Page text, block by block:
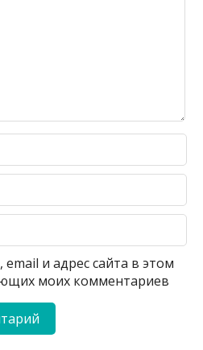
и адрес сайта в этом
моих комментариев